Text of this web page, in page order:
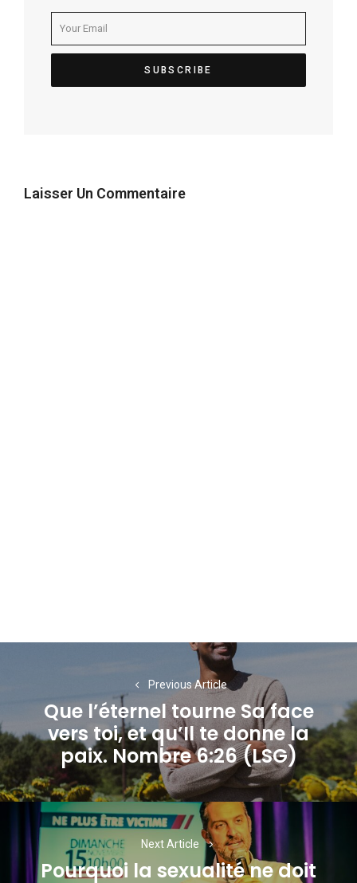
Laisser Un Commentaire
l’article
Previous Article
Previous
post:
Que l’éternel tourne Sa face
vers toi, et qu’Il te donne la
paix. Nombre 6:26 (LSG)
Next Article
Pourquoi la sexualité ne doit